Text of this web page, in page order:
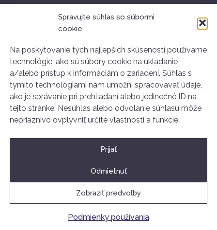
Spravujte súhlas so súbormi
cookie
Na poskytovanie tých najlepších skúseností používame
technológie, ako sú súbory cookie na ukladanie
a/alebo prístup k informáciám o zariadení. Súhlas s
týmito technológiami nám umožní spracovávať údaje,
ako je správanie pri prehliadaní alebo jedinečné ID na
tejto stránke. Nesúhlas alebo odvolanie súhlasu môže
nepriaznivo ovplyvniť určité vlastnosti a funkcie.
Prijať
Odmietnuť
Zobraziť predvoľby
Podmienky používania
Podmienky používania
Kontakt
Stará tržnica
Nám. SNP 25
811 01 Bratislava
+421 907 834 314
ahoj@dobrovolnictvoba.sk
2026
© Bratislavské dobrovoľnícke centrum